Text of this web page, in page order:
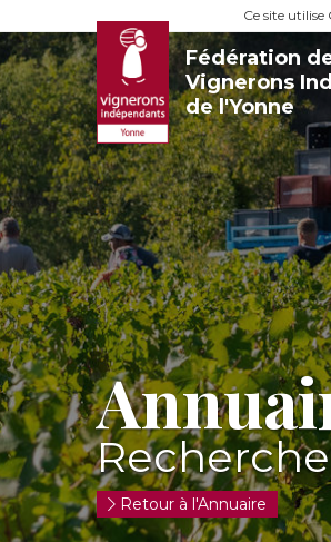
Ce site
Fédération
Vignerons
de l'Yonne
Retour à l'Annuaire